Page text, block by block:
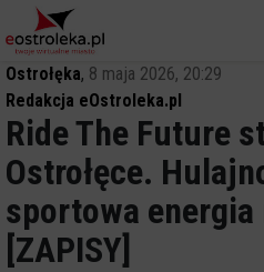
Ostrołęka, 8 maja 2026, 20:29
Redakcja eOstroleka.pl
Ride The Future
Ostrołęce.
sportowa
[ZAPISY]